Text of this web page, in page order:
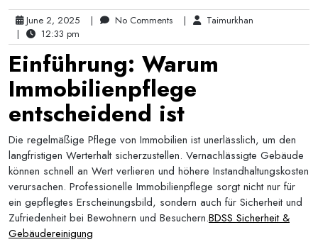
June 2, 2025 | No Comments |
Taimurkhan
|
12:33 pm
Einführung: Warum
Immobilienpflege
entscheidend ist
Die regelmäßige Pflege von Immobilien ist unerlässlich, um den
langfristigen Werterhalt sicherzustellen. Vernachlässigte Gebäude
können schnell an Wert verlieren und höhere Instandhaltungskosten
verursachen. Professionelle Immobilienpflege sorgt nicht nur für
ein gepflegtes Erscheinungsbild, sondern auch für Sicherheit und
Zufriedenheit bei Bewohnern und Besuchern.BDSS Sicherheit &
Gebäudereinigung